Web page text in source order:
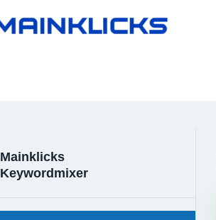
Mainklicks
Keywordmixer